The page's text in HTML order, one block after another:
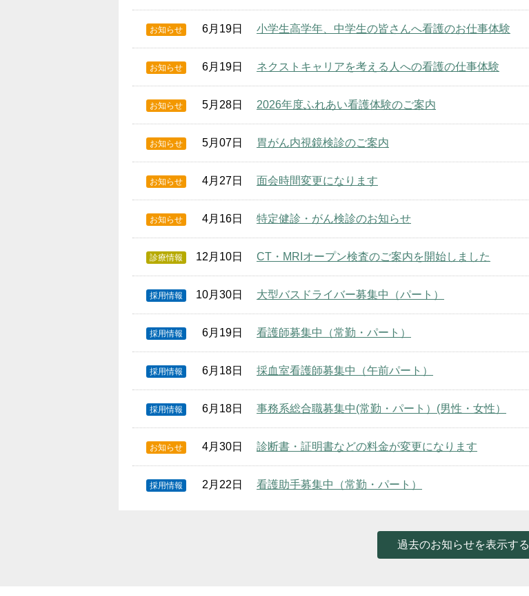
6月19日
お知らせ 小学生高学年、中学生の皆さんへ看護のお仕事体験
6月19日
お知らせ ネクストキャリアを考える人への看護の仕事体験
5月28日
お知らせ 2026年度ふれあい看護体験のご案内
5月07日
お知らせ 胃がん内視鏡検診のご案内
4月27日
お知らせ 面会時間変更になります
4月16日
お知らせ 特定健診・がん検診のお知らせ
12月10日
診療情報 CT・MRIオープン検査のご案内を開始しました
10月30日
採用情報 大型バスドライバー募集中（パート）
6月19日
採用情報 看護師募集中（常勤・パート）
6月18日
採用情報 採血室看護師募集中（午前パート）
6月18日
採用情報 事務系総合職募集中(常勤・パート）(男性・女性）
4月30日
お知らせ 診断書・証明書などの料金が変更になります
2月22日
採用情報 看護助手募集中（常勤・パート）
過去のお知らせを表示する